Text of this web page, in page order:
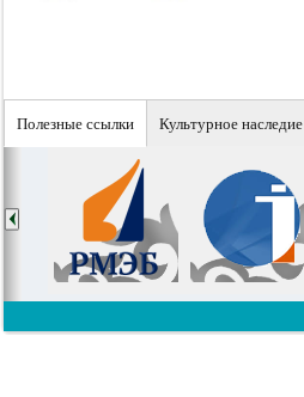
Полезные ссылки Культурное наследие